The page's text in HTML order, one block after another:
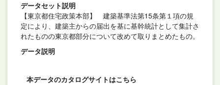
データセット説明
【東京都住宅政策本部】 建築基準法第15条第１項の規
定により、建築主からの届出を基に基幹統計として集計さ
れたものの東京都部分について改めて取りまとめたもの。
データ説明
本データのカタログサイトはこちら